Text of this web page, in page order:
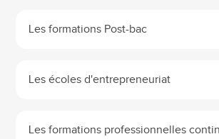
Les formations Post-bac
Les écoles d'entrepreneuriat
Les formations professionnelles